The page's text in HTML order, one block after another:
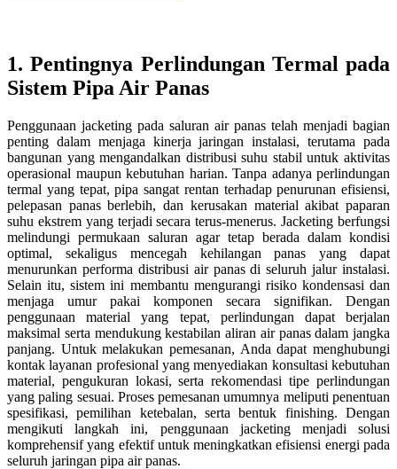
1. Pentingnya Perlindungan Termal pada
Sistem Pipa Air Panas
Penggunaan jacketing pada saluran air panas telah menjadi bagian
penting dalam menjaga kinerja jaringan instalasi, terutama pada
bangunan yang mengandalkan distribusi suhu stabil untuk aktivitas
operasional maupun kebutuhan harian. Tanpa adanya perlindungan
termal yang tepat, pipa sangat rentan terhadap penurunan efisiensi,
pelepasan panas berlebih, dan kerusakan material akibat paparan
suhu ekstrem yang terjadi secara terus-menerus. Jacketing berfungsi
melindungi permukaan saluran agar tetap berada dalam kondisi
optimal, sekaligus mencegah kehilangan panas yang dapat
menurunkan performa distribusi air panas di seluruh jalur instalasi.
Selain itu, sistem ini membantu mengurangi risiko kondensasi dan
menjaga umur pakai komponen secara signifikan. Dengan
penggunaan material yang tepat, perlindungan dapat berjalan
maksimal serta mendukung kestabilan aliran air panas dalam jangka
panjang. Untuk melakukan pemesanan, Anda dapat menghubungi
kontak layanan profesional yang menyediakan konsultasi kebutuhan
material, pengukuran lokasi, serta rekomendasi tipe perlindungan
yang paling sesuai. Proses pemesanan umumnya meliputi penentuan
spesifikasi, pemilihan ketebalan, serta bentuk finishing. Dengan
mengikuti langkah ini, penggunaan jacketing menjadi solusi
komprehensif yang efektif untuk meningkatkan efisiensi energi pada
seluruh jaringan pipa air panas.